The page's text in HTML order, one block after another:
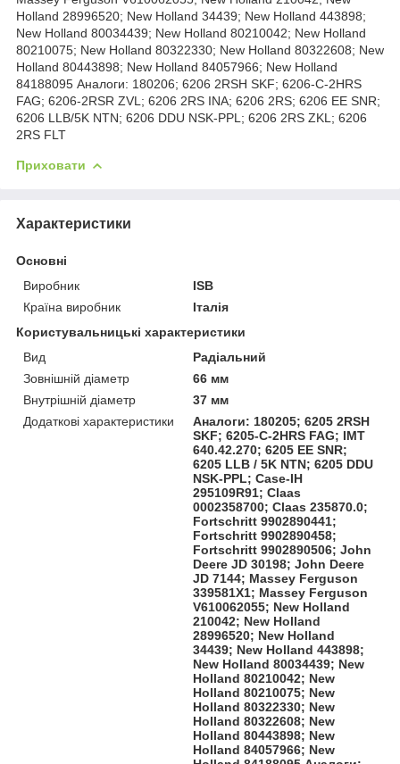
Приховати
Характеристики
Основні
Виробник
ISB
Країна виробник
Італія
Користувальницькі характеристики
Вид
Радіальний
Зовнішній діаметр
66 мм
Внутрішній діаметр
37 мм
Додаткові характеристики
Аналоги: 180205; 6205 2RSH
SKF; 6205-C-2HRS FAG; IMT
640.42.270; 6205 EE SNR;
6205 LLB / 5K NTN; 6205 DDU
NSK-PPL; Case-IH
295109R91; Claas
0002358700; Claas 235870.0;
Fortschritt 9902890441;
Fortschritt 9902890458;
Fortschritt 9902890506; John
Deere JD 30198; John Deere
JD 7144; Massey Ferguson
339581X1; Massey Ferguson
V610062055; New Holland
210042; New Holland
28996520; New Holland
34439; New Holland 443898;
New Holland 80034439; New
Holland 80210042; New
Holland 80210075; New
Holland 80322330; New
Holland 80322608; New
Holland 80443898; New
Holland 84057966; New